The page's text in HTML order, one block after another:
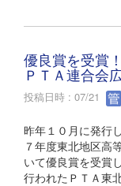
優良賞を受賞
ＰＴＡ連合会
投稿日時 : 07/21
昨年１０月に発行
７年度東北地区高
いて優良賞を受賞
行われたＰＴＡ東